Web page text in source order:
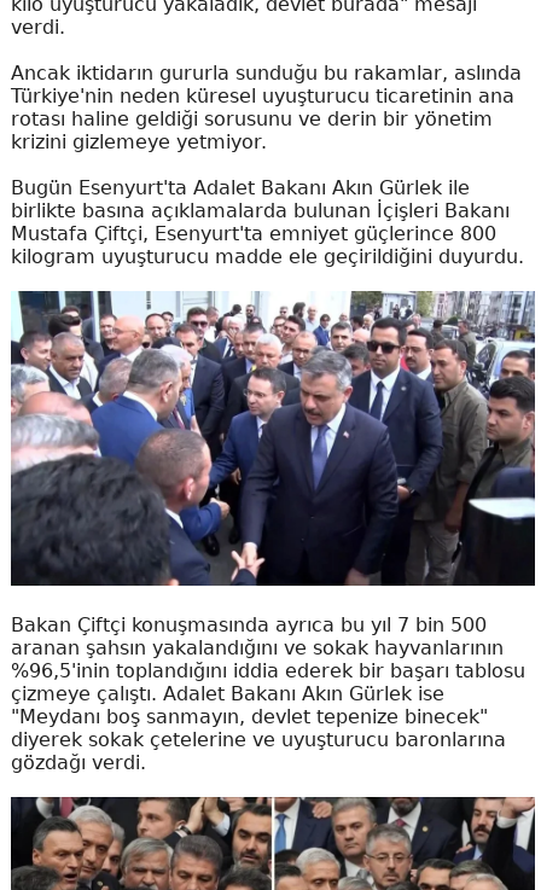
verdi.
Ancak iktidarın gururla sunduğu bu rakamlar, aslında
Türkiye'nin neden küresel uyuşturucu ticaretinin ana
rotası haline geldiği sorusunu ve derin bir yönetim
krizini gizlemeye yetmiyor.
Bugün Esenyurt'ta Adalet Bakanı Akın Gürlek ile
birlikte basına açıklamalarda bulunan İçişleri Bakanı
Mustafa Çiftçi, Esenyurt'ta emniyet güçlerince 800
kilogram uyuşturucu madde ele geçirildiğini duyurdu.
Bakan Çiftçi konuşmasında ayrıca bu yıl 7 bin 500
aranan şahsın yakalandığını ve sokak hayvanlarının
%96,5'inin toplandığını iddia ederek bir başarı tablosu
çizmeye çalıştı. Adalet Bakanı Akın Gürlek ise
"Meydanı boş sanmayın, devlet tepenize binecek"
diyerek sokak çetelerine ve uyuşturucu baronlarına
gözdağı verdi.